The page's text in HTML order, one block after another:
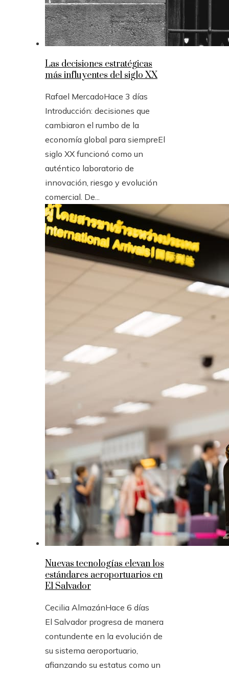
Las decisiones estratégicas
más influyentes del siglo XX
Rafael MercadoHace 3 días
Introducción: decisiones que
cambiaron el rumbo de la
economía global para siempreEl
siglo XX funcionó como un
auténtico laboratorio de
innovación, riesgo y evolución
comercial. De...
Nuevas tecnologías elevan los
estándares aeroportuarios en
El Salvador
Cecilia AlmazánHace 6 días
El Salvador progresa de manera
contundente en la evolución de
su sistema aeroportuario,
afianzando su estatus como un